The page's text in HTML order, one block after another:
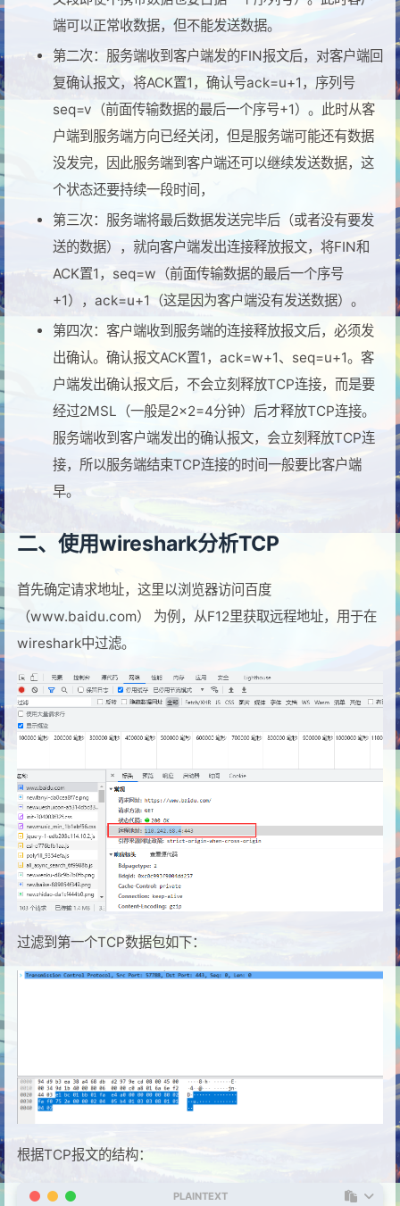
端可以正常收数据，但不能发送数据。
第二次：服务端收到客户端发的FIN报文后，对客户端回
复确认报文，将ACK置1，确认号ack=u+1，序列号
seq=v（前面传输数据的最后一个序号+1）。此时从客
户端到服务端方向已经关闭，但是服务端可能还有数据
没发完，因此服务端到客户端还可以继续发送数据，这
个状态还要持续一段时间，
第三次：服务端将最后数据发送完毕后（或者没有要发
送的数据），就向客户端发出连接释放报文，将FIN和
ACK置1，seq=w（前面传输数据的最后一个序号
+1），ack=u+1（这是因为客户端没有发送数据）。
第四次：客户端收到服务端的连接释放报文后，必须发
出确认。确认报文ACK置1，ack=w+1、seq=u+1。客
户端发出确认报文后，不会立刻释放TCP连接，而是要
经过2MSL（一般是2×2=4分钟）后才释放TCP连接。
服务端收到客户端发出的确认报文，会立刻释放TCP连
接，所以服务端结束TCP连接的时间一般要比客户端
早。
二、使用wireshark分析TCP
首先确定请求地址，这里以浏览器访问百度
（www.baidu.com） 为例，从F12里获取远程地址，用于在
wireshark中过滤。
过滤到第一个TCP数据包如下：
根据TCP报文的结构：
PLAINTEXT